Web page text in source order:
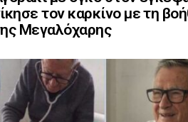
τον καρκίνο με τη
Μεγαλόχαρης